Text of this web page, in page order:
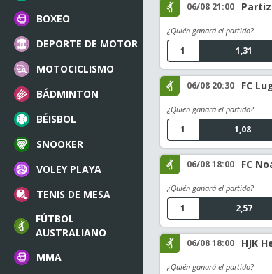
BOXEO
DEPORTE DE MOTOR
MOTOCICLISMO
BÁDMINTON
BÉISBOL
SNOOKER
VOLEY PLAYA
TENIS DE MESA
FÚTBOL
AUSTRALIANO
MMA
06/08 21:00
¿Quién ganará el partido?
1,31
1
06/08 20:30 FC
¿Quién ganará el partido?
1,08
1
06/08 18:00 FC
¿Quién ganará el partido?
2,57
1
06/08 18:00 HJK
¿Quién ganará el partido?